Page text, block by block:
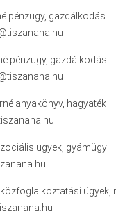
pénzügy, gazdálkodás
pénzügy, gazdálkodás
anyakönyv, hagyaték
ügyek, gyámügy
ügyek,